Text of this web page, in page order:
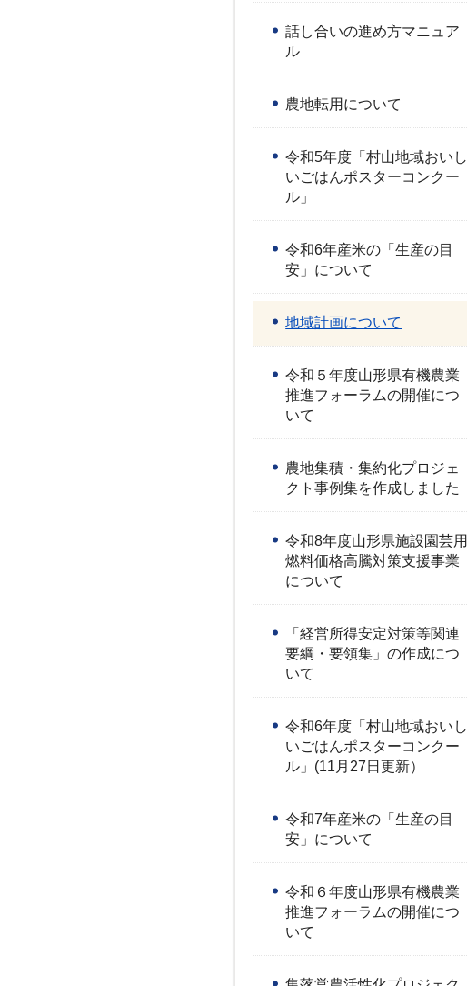
話し合いの進め方マニュア
ル
農地転用について
令和5年度「村山地域おいし
いごはんポスターコンクー
ル」
令和6年産米の「生産の目
安」について
地域計画について
令和５年度山形県有機農業
推進フォーラムの開催につ
いて
農地集積・集約化プロジェ
クト事例集を作成しました
令和8年度山形県施設園芸用
燃料価格高騰対策支援事業
について
「経営所得安定対策等関連
要綱・要領集」の作成につ
いて
令和6年度「村山地域おいし
いごはんポスターコンクー
ル」(11月27日更新）
令和7年産米の「生産の目
安」について
令和６年度山形県有機農業
推進フォーラムの開催につ
いて